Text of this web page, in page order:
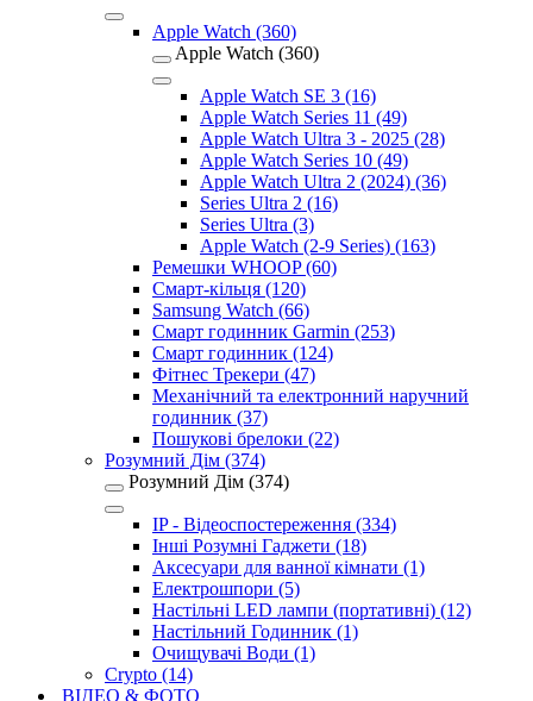
Apple Watch (360)
Apple Watch (360)
Apple Watch SE 3 (16)
Apple Watch Series 11 (49)
Apple Watch Ultra 3 - 2025 (28)
Apple Watch Series 10 (49)
Apple Watch Ultra 2 (2024) (36)
Series Ultra 2 (16)
Series Ultra (3)
Apple Watch (2-9 Series) (163)
Ремешки WHOOP (60)
Смарт-кільця (120)
Samsung Watch (66)
Смарт годинник Garmin (253)
Смарт годинник (124)
Фітнес Трекери (47)
Механічний та електронний наручний
годинник (37)
Пошукові брелоки (22)
Розумний Дім (374)
Розумний Дім (374)
IP - Відеоспостереження (334)
Інші Розумні Гаджети (18)
Аксесуари для ванної кімнати (1)
Електрошпори (5)
Настільні LED лампи (портативні) (12)
Настільний Годинник (1)
Очищувачі Води (1)
Crypto (14)
ВІДЕО & ФОТО